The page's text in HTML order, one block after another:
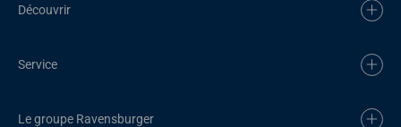
Découvrir
Service
Le groupe Ravensburger